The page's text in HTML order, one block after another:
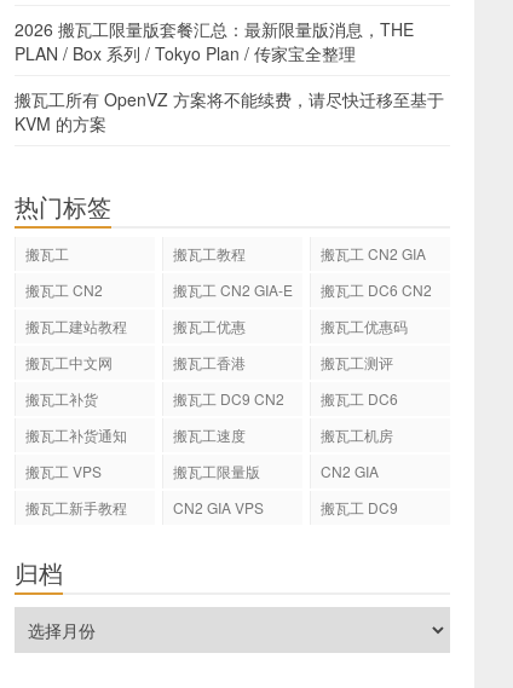
2026 搬瓦工限量版套餐汇总：最新限量版消息，THE
PLAN / Box 系列 / Tokyo Plan / 传家宝全整理
搬瓦工所有 OpenVZ 方案将不能续费，请尽快迁移至基于
KVM 的方案
热门标签
搬瓦工 搬瓦工教程
搬瓦工 CN2 GIA
搬瓦工 CN2
搬瓦工 CN2 GIA-E
搬瓦工 DC6 CN2
搬瓦工建站教程 搬瓦工优惠
搬瓦工优惠码
搬瓦工中文网
搬瓦工香港
搬瓦工测评
搬瓦工补货
搬瓦工 DC9 CN2
搬瓦工 DC6
搬瓦工补货通知
搬瓦工速度
搬瓦工机房
搬瓦工 VPS
搬瓦工限量版
CN2 GIA
搬瓦工新手教程
CN2 GIA VPS 搬瓦工 DC9
归档